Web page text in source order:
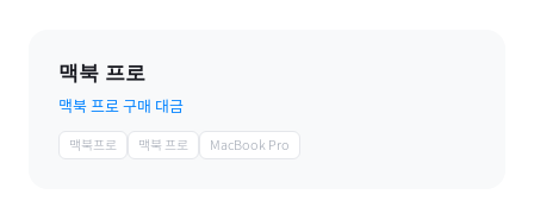
맥북 프로
맥북 프로 구매 대금
맥북프로 맥북 프로 MacBook Pro